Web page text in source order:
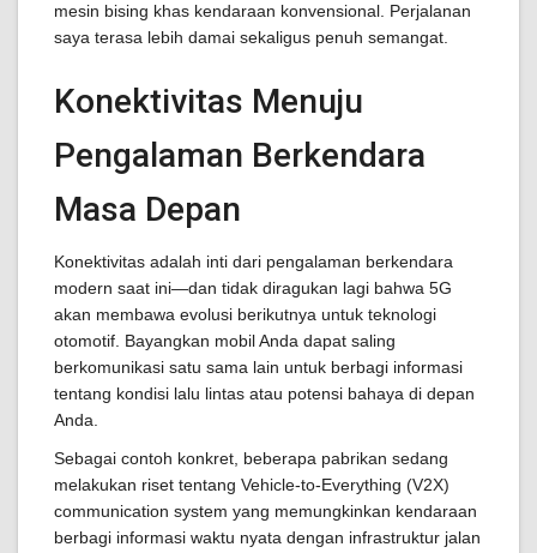
mesin bising khas kendaraan konvensional. Perjalanan
saya terasa lebih damai sekaligus penuh semangat.
Konektivitas Menuju
Pengalaman Berkendara
Masa Depan
Konektivitas adalah inti dari pengalaman berkendara
modern saat ini—dan tidak diragukan lagi bahwa 5G
akan membawa evolusi berikutnya untuk teknologi
otomotif. Bayangkan mobil Anda dapat saling
berkomunikasi satu sama lain untuk berbagi informasi
tentang kondisi lalu lintas atau potensi bahaya di depan
Anda.
Sebagai contoh konkret, beberapa pabrikan sedang
melakukan riset tentang Vehicle-to-Everything (V2X)
communication system yang memungkinkan kendaraan
berbagi informasi waktu nyata dengan infrastruktur jalan